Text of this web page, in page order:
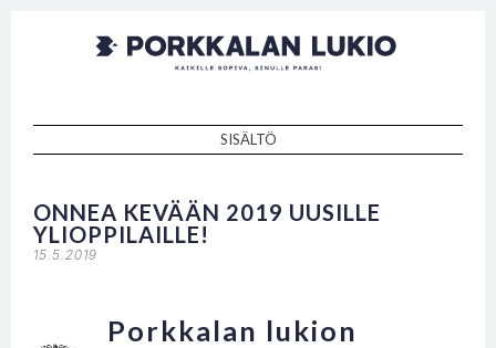
Porkkalan
lukio
Kaikille sopiva, sinulle paras!
SISÄLTÖ
ONNEA KEVÄÄN 2019 UUSILLE
YLIOPPILAILLE!
15.5.2019
Porkkalan lukion